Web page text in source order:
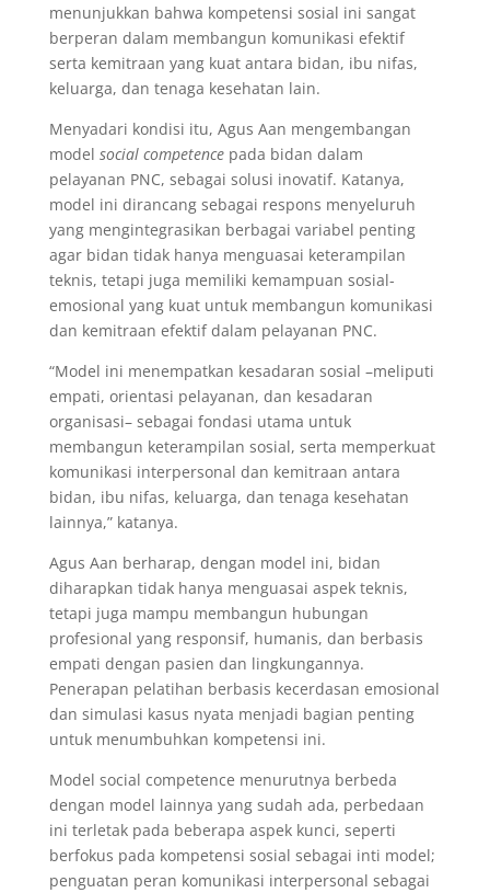
menunjukkan bahwa kompetensi sosial ini sangat
berperan dalam membangun komunikasi efektif
serta kemitraan yang kuat antara bidan, ibu nifas,
keluarga, dan tenaga kesehatan lain.
Menyadari kondisi itu, Agus Aan mengembangan
model social competencepada bidan dalam
pelayanan PNC, sebagai solusi inovatif. Katanya,
model ini dirancang sebagai respons menyeluruh
yang mengintegrasikan berbagai variabel penting
agar bidan tidak hanya menguasai keterampilan
teknis, tetapi juga memiliki kemampuan sosial-
emosional yang kuat untuk membangun komunikasi
dan kemitraan efektif dalam pelayanan PNC.
“Model ini menempatkan kesadaran sosial –meliputi
empati, orientasi pelayanan, dan kesadaran
organisasi– sebagai fondasi utama untuk
membangun keterampilan sosial, serta memperkuat
komunikasi interpersonal dan kemitraan antara
bidan, ibu nifas, keluarga, dan tenaga kesehatan
lainnya,” katanya.
Agus Aan berharap, dengan model ini, bidan
diharapkan tidak hanya menguasai aspek teknis,
tetapi juga mampu membangun hubungan
profesional yang responsif, humanis, dan berbasis
empati dengan pasien dan lingkungannya.
Penerapan pelatihan berbasis kecerdasan emosional
dan simulasi kasus nyata menjadi bagian penting
untuk menumbuhkan kompetensi ini.
Model social competence menurutnya berbeda
dengan model lainnya yang sudah ada, perbedaan
ini terletak pada beberapa aspek kunci, seperti
berfokus pada kompetensi sosial sebagai inti model;
penguatan peran komunikasi interpersonal sebagai